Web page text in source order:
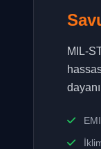
MIL-